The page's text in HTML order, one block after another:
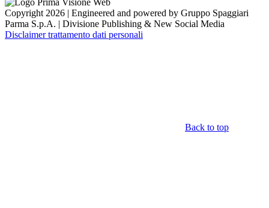
Copyright 2026 | Engineered and powered by Gruppo Spaggiari
Parma S.p.A. | Divisione Publishing & New Social Media
Disclaimer trattamento dati personali
Back to top